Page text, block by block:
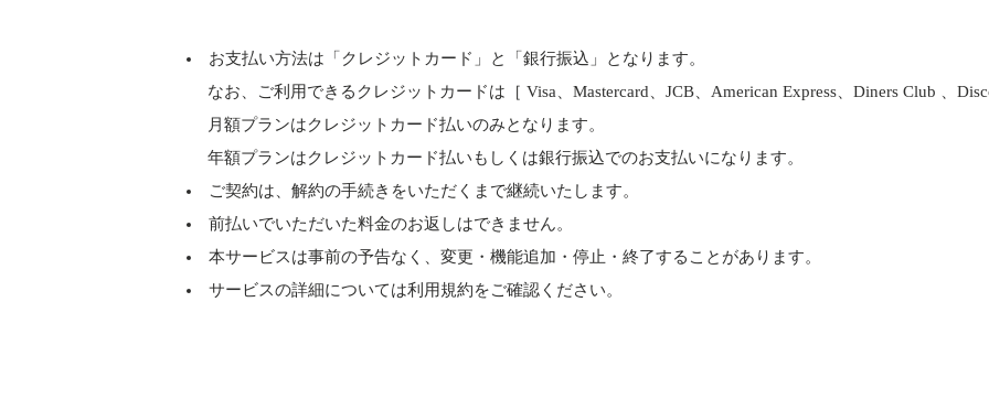
お支払い方法は「クレジットカード」と「銀行振込」となります。
なお、ご利用できるクレジットカードは［ Visa、Mastercard、JCB、American Express、Diners Club 、
月額プランはクレジットカード払いのみとなります。
年額プランはクレジットカード払いもしくは銀行振込でのお支払いになります。
ご契約は、解約の手続きをいただくまで継続いたします。
前払いでいただいた料金のお返しはできません。
本サービスは事前の予告なく、変更・機能追加・停止・終了することがあります。
サービスの詳細については利用規約をご確認ください。